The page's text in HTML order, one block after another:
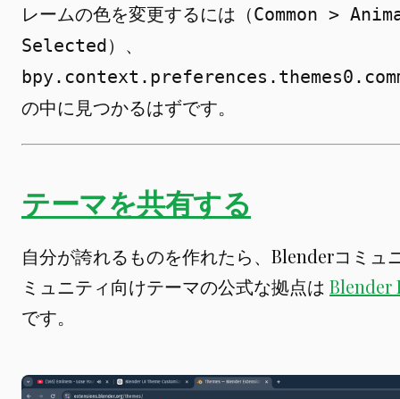
レームの色を変更するには（Common >
Selected）、
bpy.context.preferences.themes0
の中に見つかるはずです。
テーマを共有する
自分が誇れるものを作れたら、Blenderコミュ
ミュニティ向けテーマの公式な拠点は Blender
です。